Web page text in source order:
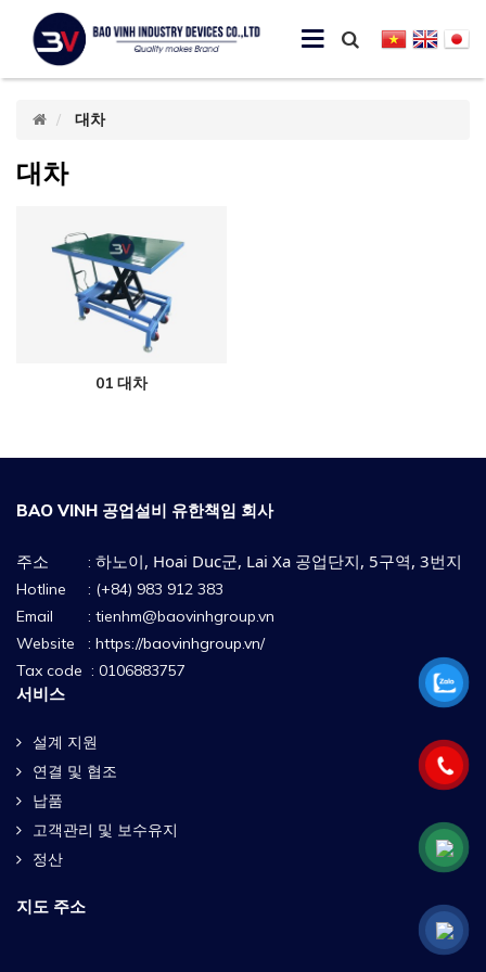
대차
대차
01 대차
BAO VINH 공업설비 유한책임 회사
주소 : 하노이, Hoai Duc군, Lai Xa 공업단지, 5구역, 3번지
Hotline : (+84) 983 912 383
Email : tienhm@baovinhgroup.vn
Website : https://baovinhgroup.vn/
Tax code : 0106883757
서비스
설계 지원
연결 및 협조
납품
고객관리 및 보수유지
정산
지도 주소